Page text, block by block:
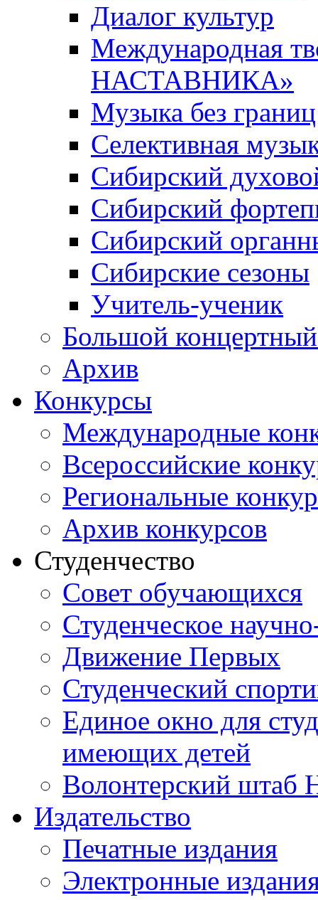
Диалог культур
Международная
НАСТАВНИКА»
Музыка без границ
Селективная
Сибирский
Сибирский
Сибирский
Сибирские сезоны
Учитель-ученик
Большой концертный
Архив
Конкурсы
Международные
Всероссийские
Региональные
Архив конкурсов
Студенчество
Совет обучающихся
Студенческое
Движение Первых
Студенческий
Единое окно для
имеющих детей
Волонтерский штаб
Издательство
Печатные издания
Электронные